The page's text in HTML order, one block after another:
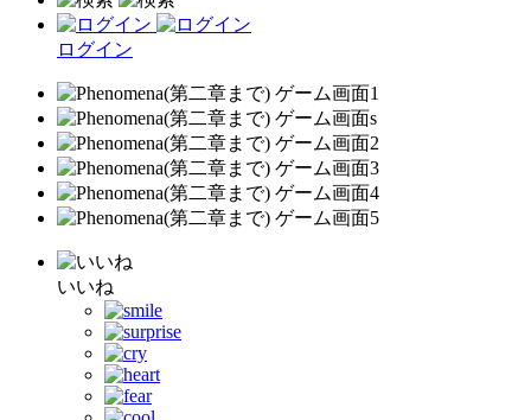
ログイン
いいね